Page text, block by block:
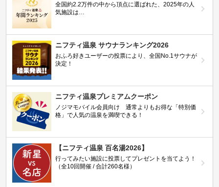
全国約2.2万件の中から頂点に選ばれた、2025年の人
気施設は…
ニフティ温泉 サウナランキング2026
おふろ好きユーザーの投票により、全国No.1サウナが
決定！
ニフティ温泉プレミアムクーポン
ノジマモバイル会員向け 通常よりもお得な「特別価
格」で人気の温泉を満喫できる！
【ニフティ温泉 百名湯2026】
行ってみたい施設に投票してプレゼントを当てよう！
（全10回開催 / 合計260名様）